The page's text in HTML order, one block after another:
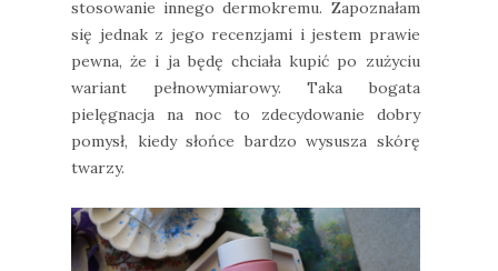
stosowanie innego dermokremu. Zapoznałam
się jednak z jego recenzjami i jestem prawie
pewna, że i ja będę chciała kupić po zużyciu
wariant pełnowymiarowy. Taka bogata
pielęgnacja na noc to zdecydowanie dobry
pomysł, kiedy słońce bardzo wysusza skórę
twarzy.